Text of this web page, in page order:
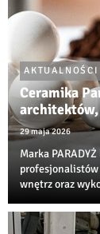
AKTUALNOŚCI
Ceramika
29 maja 2026
Marka
wnętrz oraz
edukacyjnych w